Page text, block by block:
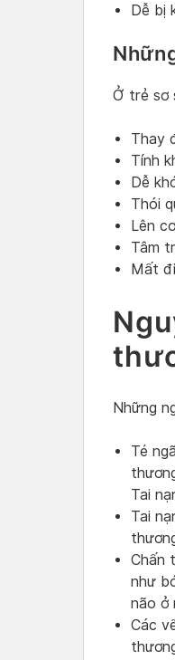
Dễ bị
Ở trẻ sơ
Thay
Tính
Dễ
Thói
Lên
Tâm
Mất
Những
Té
Tai
Tai
Chấn
như
não ở
Các